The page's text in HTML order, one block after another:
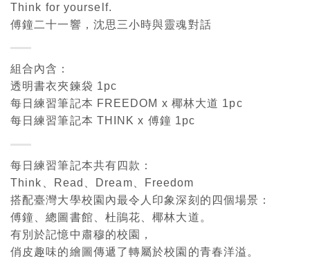
Think for yourself.
傅鐘二十一響，沈思三小時與靈魂對話
組合內含：
透明書衣夾鍊袋 1pc
每日練習筆記本 FREEDOM x 椰林大道 1pc
每日練習筆記本 THINK x 傅鐘 1pc
每日練習筆記本共有四款：
Think、Read、Dream、Freedom
搭配臺灣大學校園內最令人印象深刻的四個場景：
傅鐘、總圖書館、杜鵑花、椰林大道。
有別於記憶中肅穆的校園，
俏皮趣味的繪圖傳遞了轉屬於校園的青春洋溢。